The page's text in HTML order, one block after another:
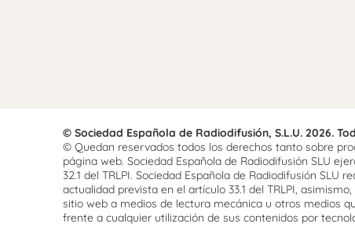
© Sociedad Española de Radiodifusión, S.L.U. 2026.
© Quedan reservados todos los derechos tanto sobre
página web. Sociedad Española de Radiodifusión SLU
32.1 del TRLPI. Sociedad Española de Radiodifusión
actualidad prevista en el artículo 33.1 del TRLPI,
sitio web a medios de lectura mecánica u otros medios
frente a cualquier utilización de sus contenidos por